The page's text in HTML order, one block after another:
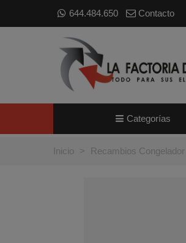
644.484.650 Contacto
Categorías
Inicio > Recambios Congelador